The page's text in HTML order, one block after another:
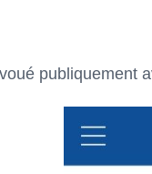
publiquement